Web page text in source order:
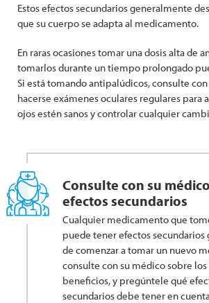
Estos efectos secundarios generalmente
que su cuerpo se adapta al medicamento.
En raras ocasiones tomar una dosis alta de
tomarlos durante un tiempo prolongado
Si está tomando antipalúdicos, consulte
hacerse exámenes oculares regulares para
ojos estén sanos y controlar cualquier
Consulte con su
efectos secundarios
Cualquier medicamento que
puede tener efectos secundarios
de comenzar a tomar un nuevo
consulte con su médico sobre los
beneficios, y pregúntele qué
secundarios debe tener en